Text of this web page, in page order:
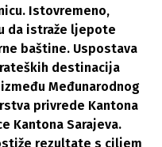
Istovremeno,
da istraže ljepote
baštine. Uspostava
destinacija
Međunarodnog
privrede Kantona
Kantona Sarajeva.
rezultate s ciljem